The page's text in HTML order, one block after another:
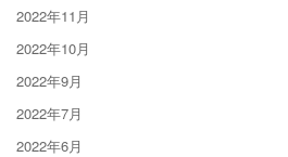
2022年11月
2022年10月
2022年9月
2022年7月
2022年6月